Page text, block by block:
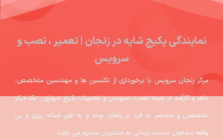
نمایندگی پکیج شاپه در زنجان | تعمیر ، نصب و
سرویس
مرکز زنجان سرویس با برخورداری از تکنسین ها و مهندسین متخصص،
ماهر و کارآمد در زمینه نصب، سرویس و تعمیرات پکیج دیواری ، یک مرکز
تخصصی و منحصر به فرد در زنجان بوده و به طور شبانه روزی و بی
وقفه مشغول خدمات رسانی به مشتریان محترم می باشد.